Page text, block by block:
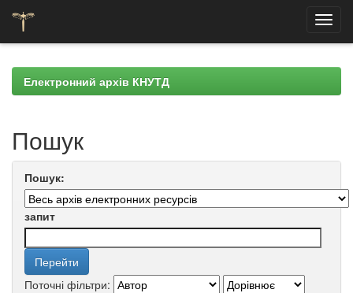
navigationЕлектронний архів КНУТД
Пошук
Пошук:
запит
Поточні фільтри: